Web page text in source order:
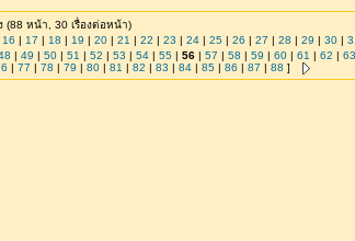
(88 หน้า, 30 เรื่องต่อหน้า)
16 | 17 | 18 | 19 | 20| 21 | 22 | 23 | 24| 25| 26 | 27 | 28 | 29 | 30|
| 49 | 50 | 51 | 52 | 53 | 54 | 55 | 56 | 57 | 58 | 59 | 60 | 61 | 62 | 63
| 77 | 78 | 79 | 80| 81 | 82 | 83 | 84| 85| 86 | 87 | 88 ]